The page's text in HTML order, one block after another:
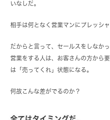
いなしだ。
相手は何となく営業マンにプレッシ
だからと言って、セールスをしなか
営業をする人は、お客さんの方から
は「売ってくれ」状態になる。
何故こんな差がでるのか？